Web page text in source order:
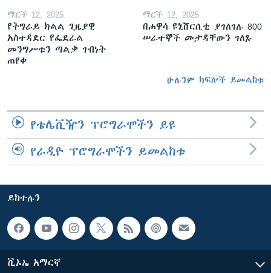
ማርች 12, 2025
የትግራይ ክልል ጊዜያዊ
አስተዳደር የፌደራል
መንግሥቱን ጣልቃ ገብነት
ጠየቀ
ማርች 12, 2025
በሐዋሳ ዩኒቨርሲቲ ያገለገሉ 800
ሠራተኞች መታዳቸውን ገለጹ
ሁሉንም ክፍሎች ይመልከቱ
የቴሌቪዥን ፕሮግራሞችን ይዩ
የራዲዮ ፕሮግራሞችን ይመልከቱ
ይከተሉን
ቪኦኤ አማርኛ